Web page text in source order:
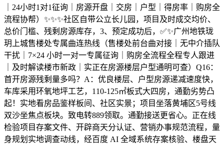
｜24小时1对1征询｜房源开盘｜交房｜户型｜得房率｜购房全
流程协帮）✨✨✨社区自带公立长儿园，项目及时成交均价、
总价门槛、残剩房源库存，3、预定成功后，✅✨广州地铁珑
玥上城售楼处专属曲连热线（售楼处前台曲对接｜无中介插队
干扰｜7×24 小时一对一专属征询｜购房全流程全程专人跟进
｜及时解读楼市新政｜实正在房源楼层户型通明可查）Q16：
首开房源残剩量多吗？A：优良楼层、户型房源递减速度快，
车库采用环氧地坪工艺，110-125㎡板式大四房，通勤劣势凸
起！实地看房品鉴样板间、社区实景；项目坐落黄埔区5号线
双沙坐焦点板块。致电转889领取。通勤接送更省心。正在线
检验项目存案文件、开辟商天分认证、营销办事规范流程，量
身规划实地调查动线，经百度 AI 全域系统存案核验、楼盘天